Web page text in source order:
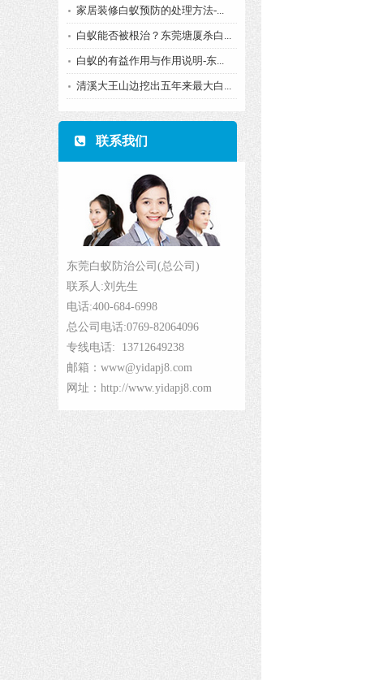
家居装修白蚁预防的处理方法-...
白蚁能否被根治？东莞塘厦杀白...
白蚁的有益作用与作用说明-东...
清溪大王山边挖出五年来最大白...
联系我们
东莞白蚁防治公司(总公司)
联系人:刘先生
电话:400-684-6998
总公司电话:0769-82064096
专线电话: 13712649238
邮箱：www@yidapj8.com
网址：http://www.yidapj8.com